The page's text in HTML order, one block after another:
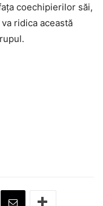
coechipierilor săi,
ridica această